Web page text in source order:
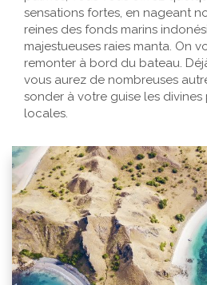
sensations fortes, en nageant
reines des fonds marins
majestueuses raies manta. On
remonter à bord du bateau.
vous aurez de nombreuses
sonder à votre guise les
locales.